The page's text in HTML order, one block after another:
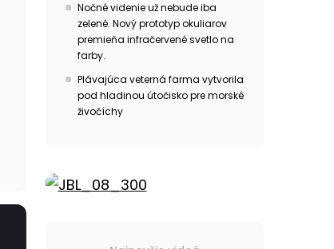
Nočné videnie už nebude iba
zelené. Nový prototyp okuliarov
premieňa infračervené svetlo na
farby.
Plávajúca veterná farma vytvorila
pod hladinou útočisko pre morské
živočíchy